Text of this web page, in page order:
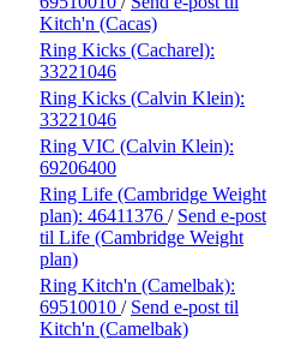
Kitch'n (Cacas)
Ring Kicks (Cacharel):
33221046
Ring Kicks (Calvin Klein):
33221046
Ring VIC (Calvin Klein):
69206400
Ring Life (Cambridge Weight
plan): 46411376 / Send e-post
til Life (Cambridge Weight
plan)
Ring Kitch'n (Camelbak):
69510010 / Send e-post til
Kitch'n (Camelbak)